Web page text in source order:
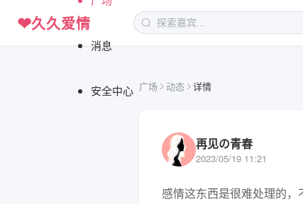
❤久久爱情
消息
安全中心 广场 动态 详情
再见の青春
2023/05/19 11:21
感情这东西是很难处理的